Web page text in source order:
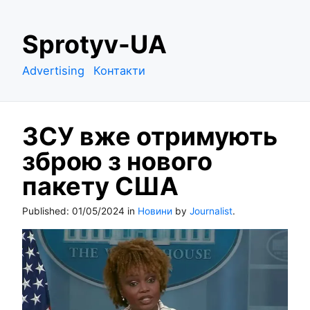
k
c
o
n
t
e
n
t
Sprotyv-UA
Advertising Контакти
ЗСУ вже отримують
зброю з нового
пакету США
Published: 01/05/2024 in Новини by Journalist.